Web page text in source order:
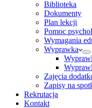
Biblioteka
Dokumenty
Plan lekcji
Pomoc
Wymagania
Wyprawka
Zajęcia
Zapisy na
Rekrutacja
Kontakt